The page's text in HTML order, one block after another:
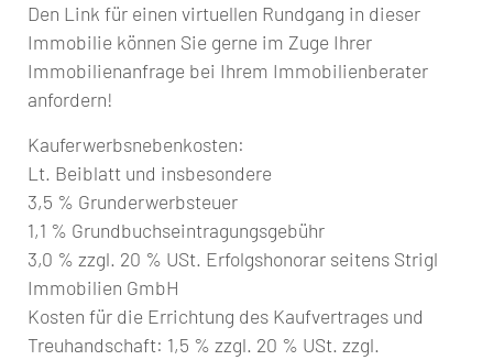
Den Link für einen virtuellen Rundgang in dieser
Immobilie können Sie gerne im Zuge Ihrer
Immobilienanfrage bei Ihrem Immobilienberater
anfordern!
Kauferwerbsnebenkosten:
Lt. Beiblatt und insbesondere
3,5 % Grunderwerbsteuer
1,1 % Grundbuchseintragungsgebühr
3,0 % zzgl. 20 % USt. Erfolgshonorar seitens Strigl
Immobilien GmbH
Kosten für die Errichtung des Kaufvertrages und
Treuhandschaft: 1,5 % zzgl. 20 % USt. zzgl.